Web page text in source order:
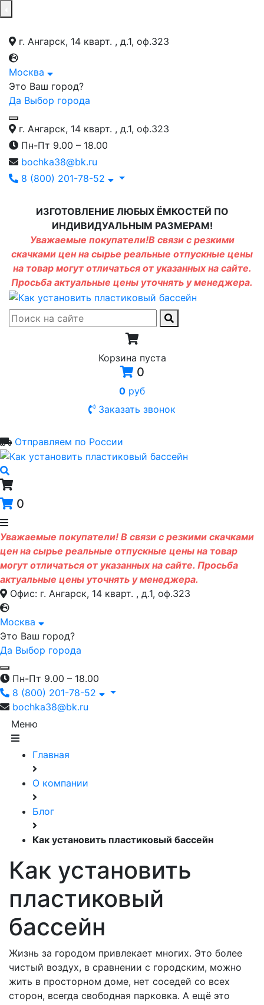
г. Ангарск, 14 кварт. , д.1, оф.323
Москва
Это Ваш город?
Да Выбор города
г. Ангарск, 14 кварт. , д.1, оф.323
Пн-Пт 9.00 – 18.00
bochka38@bk.ru
8 (800) 201-78-52
ИЗГОТОВЛЕНИЕ ЛЮБЫХ ЁМКОСТЕЙ ПО
ИНДИВИДУАЛЬНЫМ РАЗМЕРАМ!
Уважаемые покупатели!В связи с резкими
скачками цен на сырье реальные отпускные цены
на товар могут отличаться от указанных на сайте.
Просьба актуальные цены уточнять у менеджера.
Корзина пуста
0
0 руб
Заказать звонок
Отправляем по России
0
Уважаемые покупатели! В связи с резкими скачками
цен на сырье реальные отпускные цены на товар
могут отличаться от указанных на сайте. Просьба
актуальные цены уточнять у менеджера.
Офис: г. Ангарск, 14 кварт. , д.1, оф.323
Москва
Это Ваш город?
Да Выбор города
Пн-Пт 9.00 – 18.00
8 (800) 201-78-52
bochka38@bk.ru
Меню
Главная
О компании
Блог
Как установить пластиковый бассейн
Как установить
пластиковый
бассейн
Жизнь за городом привлекает многих. Это более
чистый воздух, в сравнении с городским, можно
жить в просторном доме, нет соседей со всех
сторон, всегда свободная парковка. А ещё это